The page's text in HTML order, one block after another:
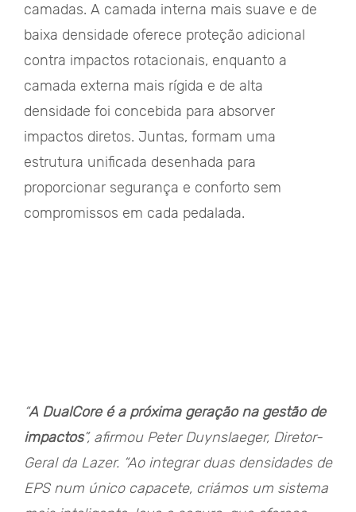
camadas. A camada interna mais suave e de
baixa densidade oferece proteção adicional
contra impactos rotacionais, enquanto a
camada externa mais rígida e de alta
densidade foi concebida para absorver
impactos diretos. Juntas, formam uma
estrutura unificada desenhada para
proporcionar segurança e conforto sem
compromissos em cada pedalada.
“A DualCore é a próxima geração na gestão de
impactos”, afirmou Peter Duynslaeger, Diretor-
Geral da Lazer. “Ao integrar duas densidades de
EPS num único capacete, criámos um sistema